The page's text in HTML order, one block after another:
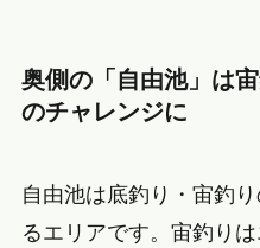
奥側の「自由池」は
のチャレンジに
自由池は底釣り・宙釣
るエリアです。宙釣り